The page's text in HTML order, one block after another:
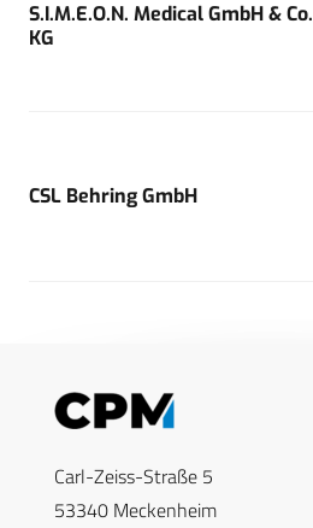
S.I.M.E.O.N. Medical GmbH & Co.
KG
CSL Behring GmbH
Carl-Zeiss-Straße 5
53340 Meckenheim